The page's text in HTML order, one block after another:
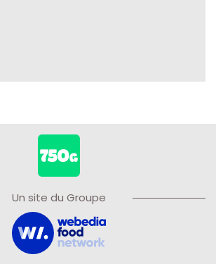
Un site du Groupe